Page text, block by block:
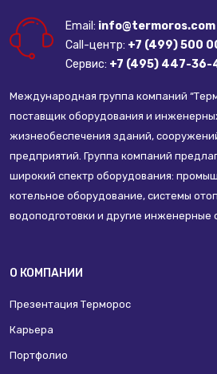
Email: info@termoros.com
Call-центр: +7 (499) 500
Сервис: +7 (495) 447-36-
Международная группа компаний
поставщик оборудования и
жизнеобеспечения зданий,
предприятий. Группа компаний
широкий спектр оборудования:
котельное оборудование, системы
водоподготовки и другие инженерные
О КОМПАНИИ
Презентация Терморос
Карьера
Портфолио